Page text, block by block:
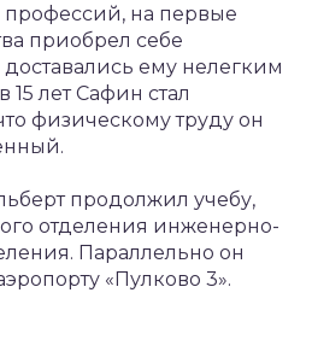
на первые
приобрел себе
ему нелегким
15 лет Сафин стал
физическому труду он
продолжил учебу,
отделения инженерно-
Параллельно он
«Пулково 3».